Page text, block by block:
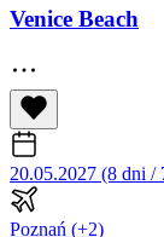
Venice Beach
20.05.2027 (8 dni /
Poznań (+2)